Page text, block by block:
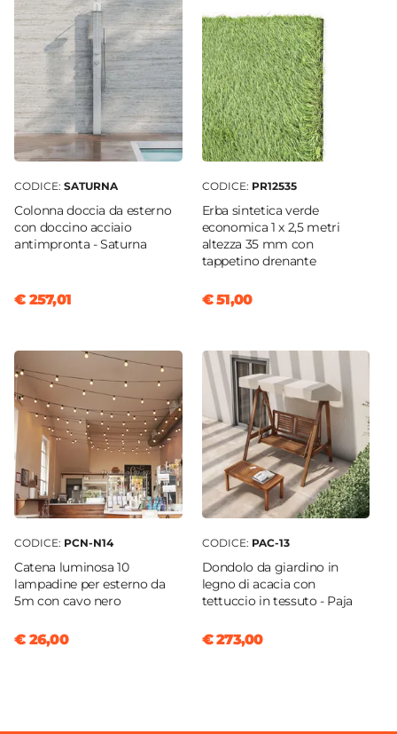
CODICE: SATURNA
Colonna doccia da esterno
con doccino acciaio
antimpronta - Saturna
€ 257,01
CODICE: PR12535
Erba sintetica verde
economica 1 x 2,5 metri
altezza 35 mm con
tappetino drenante
€ 51,00
CODICE: PCN-N14
Catena luminosa 10
lampadine per esterno da
5m con cavo nero
€ 26,00
CODICE: PAC-13
Dondolo da giardino in
legno di acacia con
tettuccio in tessuto - Paja
€ 273,00